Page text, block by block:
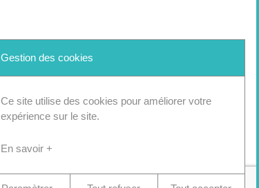
Gestion des cookies
Ce site utilise des cookies pour améliorer votre
expérience sur le site.
En savoir +